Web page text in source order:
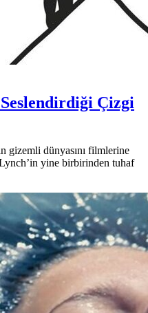
Çizgi
gizemli dünyasını filmlerine
yine birbirinden tuhaf